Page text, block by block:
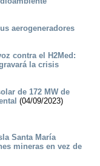
aerogeneradores
contra el H2Med:
la crisis
de 172 MW de
(04/09/2023)
Santa María
mineras en vez de